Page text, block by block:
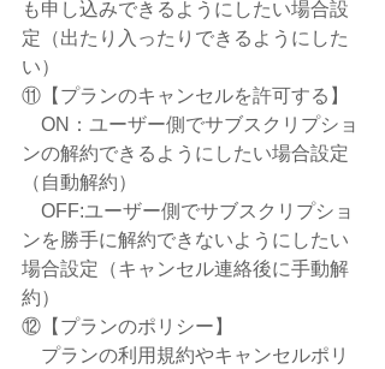
も申し込みできるようにしたい場合設
定（出たり入ったりできるようにした
い）
⑪【プランのキャンセルを許可する】
ON：ユーザー側でサブスクリプショ
ンの解約できるようにしたい場合設定
（自動解約）
OFF:ユーザー側でサブスクリプショ
ンを勝手に解約できないようにしたい
場合設定（キャンセル連絡後に手動解
約）
⑫【プランのポリシー】
プランの利用規約やキャンセルポリ